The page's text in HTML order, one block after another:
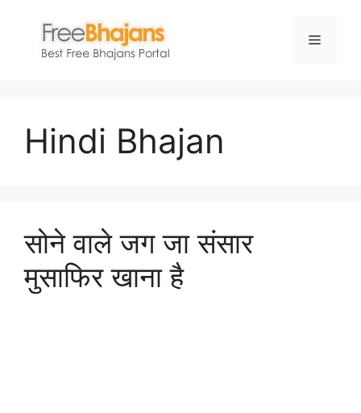
content
Menu
Hindi Bhajan
सोने वाले जग जा संसार
मुसाफिर खाना है